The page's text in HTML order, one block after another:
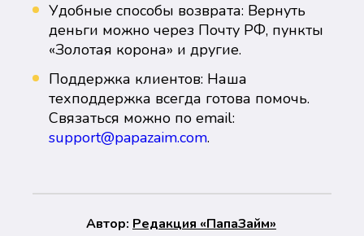
Удобные способы возврата: Вернуть
деньги можно через Почту РФ, пункты
«Золотая корона» и другие.
Поддержка клиентов: Наша
техподдержка всегда готова помочь.
Связаться можно по email:
support@papazaim.com.
Автор: Peдaкция «ПапаЗайм»